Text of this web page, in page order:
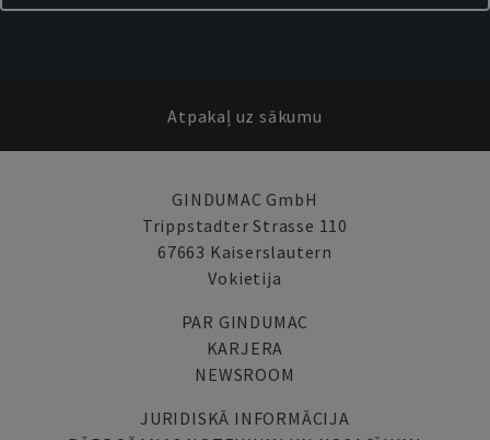
Atpakaļ uz sākumu
GINDUMAC GmbH
Trippstadter Strasse 110
67663 Kaiserslautern
Vokietija
PAR GINDUMAC
KARJERA
NEWSROOM
JURIDISKĀ INFORMĀCIJA